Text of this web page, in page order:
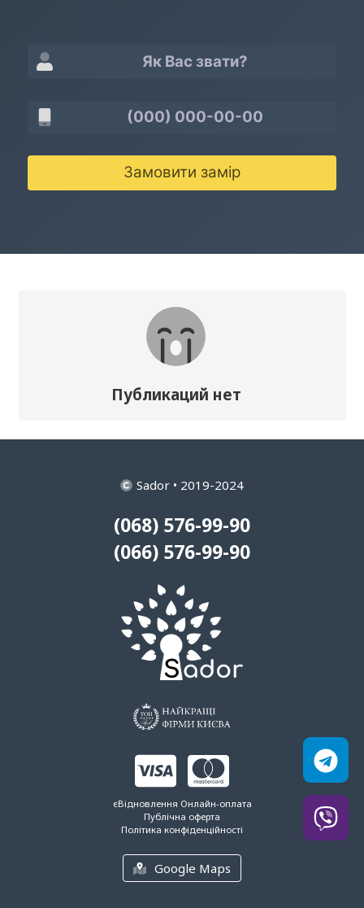
Замовити замір
Публикаций нет
Sador • 2019-2024
(068) 576-99-90
(066) 576-99-90
єВідновлення Онлайн-оплата
Публічна оферта
Політика конфіденційності
Google Maps